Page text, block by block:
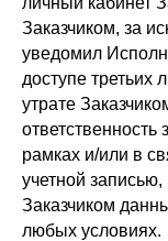
Заказчиком, за
уведомил
доступе третьих
утрате
ответственность
рамках и/или в
учетной
Заказчиком
любых условиях.